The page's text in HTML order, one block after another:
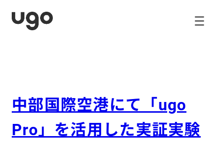
中部国際空港にて「ugo
Pro」を活用した実証実験